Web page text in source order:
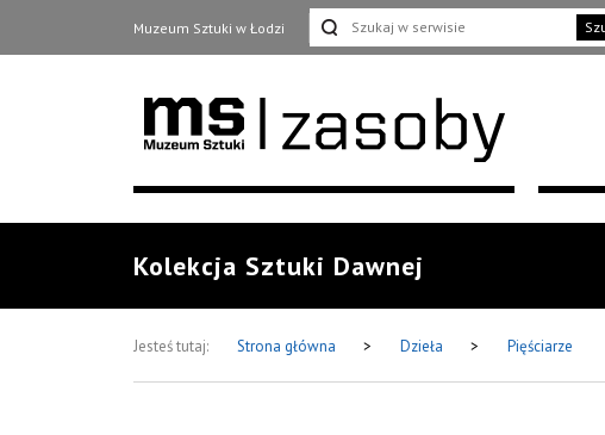
Muzeum Sztuki w Łodzi
Kolekcja Sztuki Dawnej
Jesteś tutaj: Strona główna > Dzieła > Pięściarze